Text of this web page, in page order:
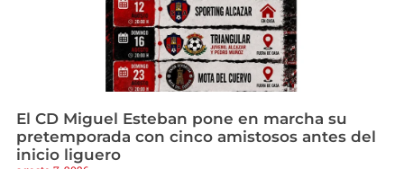
El CD Miguel Esteban pone en marcha su
pretemporada con cinco amistosos antes del
inicio liguero